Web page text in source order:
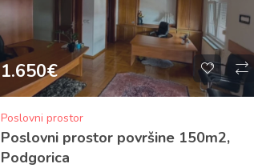
1.650€
Poslovni prostor
Poslovni prostor površine 150m2,
Podgorica